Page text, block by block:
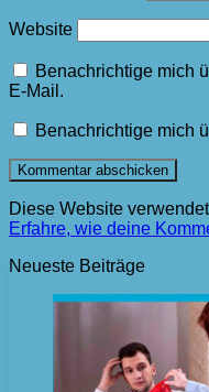
Website
Benachrichtige mich
E-Mail.
Benachrichtige mich
Diese Website
Erfahre, wie deine
Neueste Beiträge